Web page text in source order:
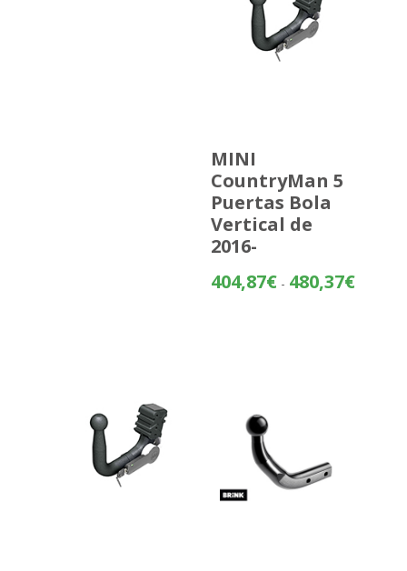
MINI
CountryMan 5
Puertas Bola
Vertical de
2016-
404,87€ - 480,37€Rango